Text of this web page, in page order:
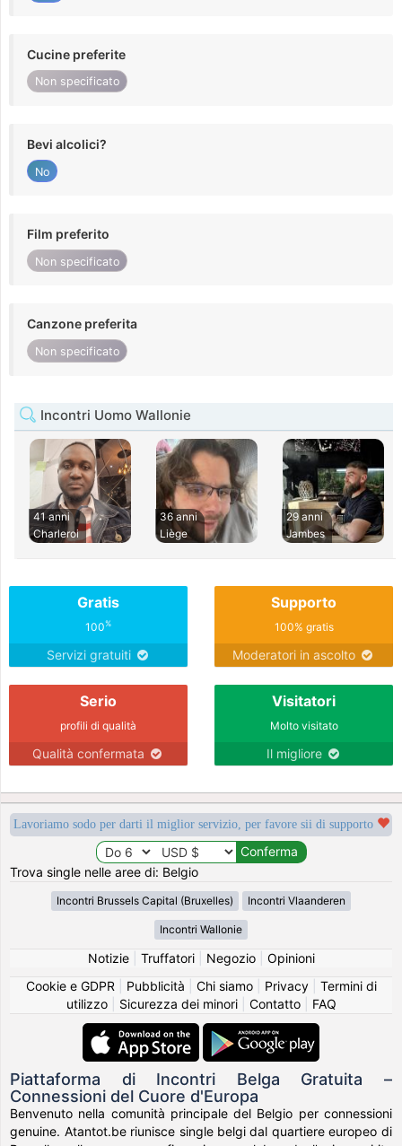
Cucine preferite
Non specificato
Bevi alcolici?
No
Film preferito
Non specificato
Canzone preferita
Non specificato
Incontri Uomo Wallonie
41 anni
Charleroi
36 anni
Liège
29 anni
Jambes
Gratis
100%
Servizi gratuiti
Supporto
100% gratis
Moderatori in ascolto
Serio
profili di qualità
Qualità confermata
Visitatori
Molto visitato
Il migliore
Lavoriamo sodo per darti il miglior servizio, per favore sii di supporto
Trova single nelle aree di: Belgio
Incontri Brussels Capital (Bruxelles) Incontri Vlaanderen
Incontri Wallonie
Notizie| Truffatori| Negozio| Opinioni
Cookie e GDPR
Pubblicità Chi siamo| Privacy| Termini di
utilizzo| Sicurezza dei minori| Contatto| FAQ
Piattaforma di Incontri Belga Gratuita –
Connessioni del Cuore d'Europa
Benvenuto nella comunità principale del Belgio per connessioni
genuine. Atantot.be riunisce single belgi dal quartiere europeo di